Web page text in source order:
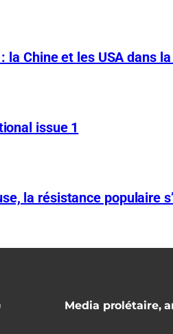
la Chine et les USA dans
issue 1
la résistance populaire
Media prolétaire,